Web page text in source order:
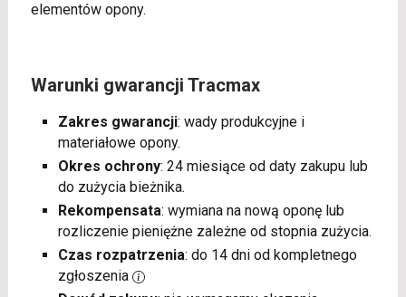
elementów opony.
Warunki gwarancji Tracmax
Zakres gwarancji: wady produkcyjne i
materiałowe opony.
Okres ochrony: 24 miesiące od daty zakupu lub
do zużycia bieżnika.
Rekompensata: wymiana na nową oponę lub
rozliczenie pieniężne zależne od stopnia zużycia.
Czas rozpatrzenia: do 14 dni od kompletnego
zgłoszenia